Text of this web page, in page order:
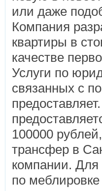
или даже
Компания
квартиры в
качестве
Услуги по
связанных с
100000
трансфер в
компании. Для
по